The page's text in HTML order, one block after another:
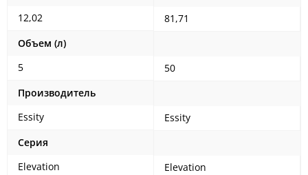
12,02
Объем (л)
5
Производитель
Essity
Серия
Elevation
81,71
50
Essity
Elevation